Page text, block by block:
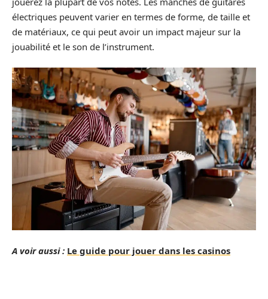
électriques peuvent varier en termes de forme, de taille et
de matériaux, ce qui peut avoir un impact majeur sur la
jouabilité et le son de l’instrument.
A voir aussi : Le guide pour jouer dans les casinos